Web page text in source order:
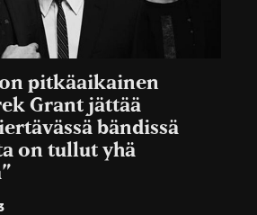
pitkäaikainen
Grant jättää
bändissä
on tullut yhä